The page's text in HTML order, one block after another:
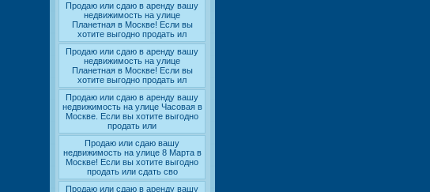
Продаю или сдаю в аренду вашу
недвижимость на улице
Планетная в Москве! Если вы
хотите выгодно продать ил
Продаю или сдаю в аренду вашу
недвижимость на улице
Планетная в Москве! Если вы
хотите выгодно продать ил
Продаю или сдаю в аренду вашу
недвижимость на улице Часовая в
Москве. Если вы хотите выгодно
продать или
Продаю или сдаю вашу
недвижимость на улице 8 Марта в
Москве! Если вы хотите выгодно
продать или сдать сво
Продаю или сдаю в аренду вашу